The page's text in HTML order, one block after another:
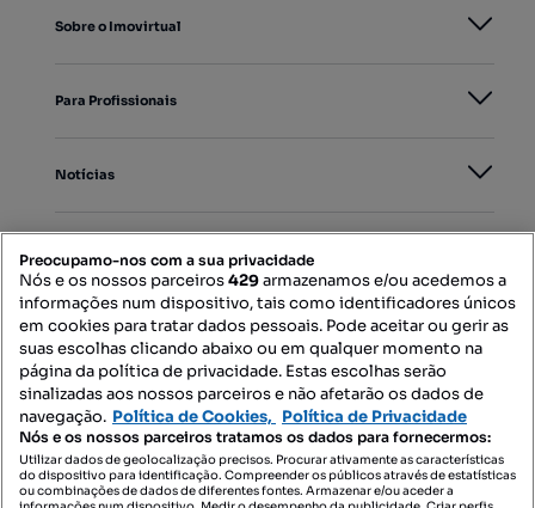
Sobre o Imovirtual
Para Profissionais
Notícias
Mapa do Site
Contacte-nos
SIGA-NOS:
Preocupamo-nos com a sua privacidade
Nós e os nossos parceiros429armazenamos e/ou acedemos a
informações num dispositivo, tais como identificadores únicos
em cookies para tratar dados pessoais. Pode aceitar ou gerir as
suas escolhas clicando abaixo ou em qualquer momento na
página da política de privacidade. Estas escolhas serão
sinalizadas aos nossos parceiros e não afetarão os dados de
navegação. Política de Cookies, Política de Privacidade
Nós e os nossos parceiros tratamos os dados para fornecermos:
Utilizar dados de geolocalização precisos. Procurar ativamente as características
do dispositivo para identificação. Compreender os públicos através de estatísticas
ou combinações de dados de diferentes fontes. Armazenar e/ou aceder a